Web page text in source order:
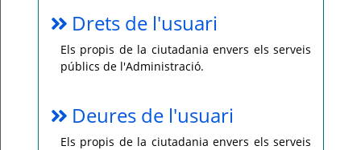
Drets de l'usuari
Els propis de la ciutadania envers els serveis
públics de l'Administració.
Deures de l'usuari
Els propis de la ciutadania envers els serveis